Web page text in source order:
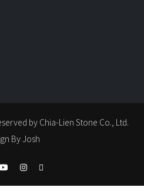
by Chia-Lien Stone Co., Ltd.
By Josh